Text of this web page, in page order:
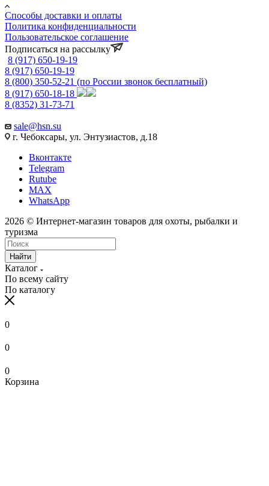
Способы доставки и оплаты
Политика конфиденциальности
Пользовательское соглашение
Подписаться на рассылку
8 (917) 650-19-19
8 (917) 650-19-19
8 (800) 350-52-21 (по России звонок бесплатный)
8 (917) 650-18-18
8 (8352) 31-73-71
sale@hsn.su
г. Чебоксары, ул. Энтузиастов, д.18
Вконтакте
Telegram
Rutube
MAX
WhatsApp
2026 © Интернет-магазин товаров для охоты, рыбалки и
туризма
Найти
Каталог
По всему сайту
По каталогу
0
0
0
Корзина